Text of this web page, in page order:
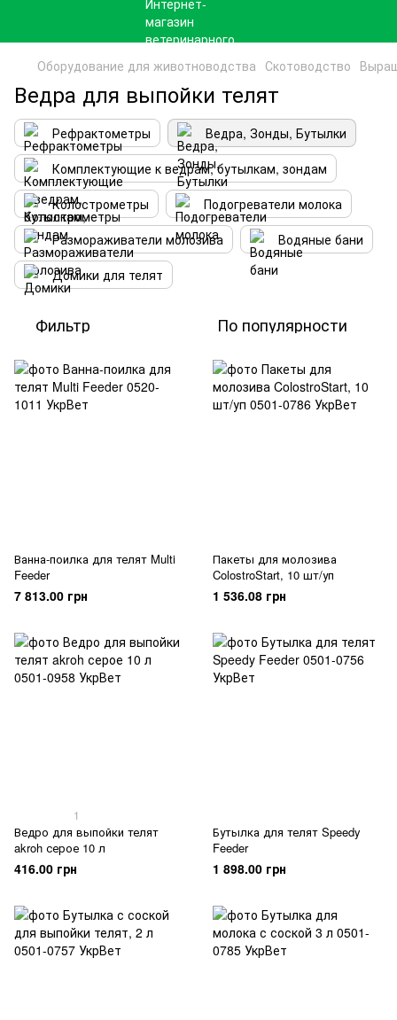
Оборудование для животноводства Скотоводство
Ведра для выпойки телят
Рефрактометры
Ведра, Зонды, Бутылки
Комплектующие к ведрам, бутылкам, зондам
Колострометры
Подогреватели молока
Размораживатели молозива
Водяные бани
Домики для телят
Фильтр По популярности
Ванна-поилка для телят Multi
Feeder
7 813.00 грн
Пакеты для молозива
ColostroStart, 10 шт/уп
1 536.08 грн
1
Ведро для выпойки телят
akroh серое 10 л
416.00 грн
Бутылка для телят Speedy
Feeder
1 898.00 грн